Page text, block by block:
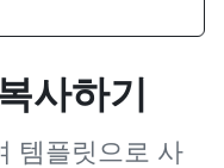
사하기
템플릿으로 사